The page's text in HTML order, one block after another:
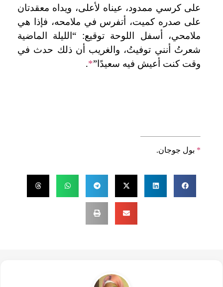
على كرسي ممدود، عيناه لأعلى، ويداه معقدتان
على صدره كميت، أتفرس في ملامحه، فإذا هي
ملامحي، أسفل اللوحة توقيع: “الليلة الماضية
شعرتُ أنني توفيتُ، والغريب أن ذلك حدث في
وقت كنت أعيش فيه سعيدًا”*
.
* بول جوجان.